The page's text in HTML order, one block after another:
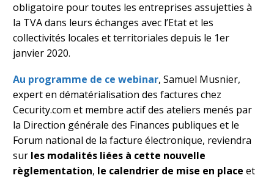
obligatoire pour toutes les entreprises assujetties à
la TVA dans leurs échanges avec l’Etat et les
collectivités locales et territoriales depuis le 1er
janvier 2020.
Au programme de ce webinar, Samuel Musnier,
expert en dématérialisation des factures chez
Cecurity.com et membre actif des ateliers menés par
la Direction générale des Finances publiques et le
Forum national de la facture électronique, reviendra
sur les modalités liées à cette nouvelle
règlementation, le calendrier de mise en place et